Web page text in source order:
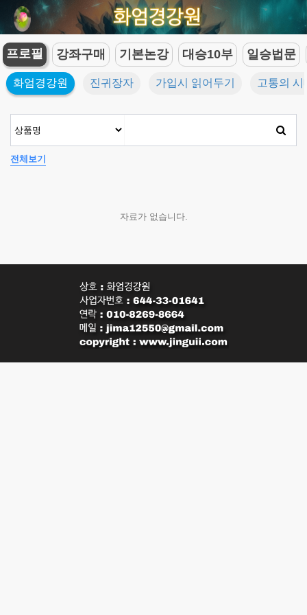
프로필 강좌구매 기본논강 대승10부 일승법문
화엄경강원 진귀장자 가입시 읽어두기 고통의 시
전체보기
자료가 없습니다.